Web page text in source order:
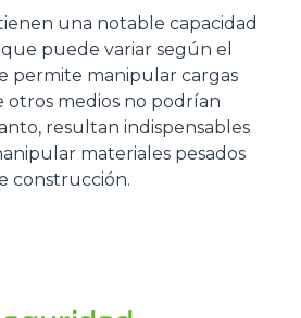
una notable capacidad
puede variar según el
permite manipular cargas
otros medios no podrían
resultan indispensables
materiales pesados
construcción.